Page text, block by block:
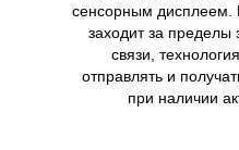
сенсорным дисплеем.
заходит за пределы
связи,
отправлять и
при наличии